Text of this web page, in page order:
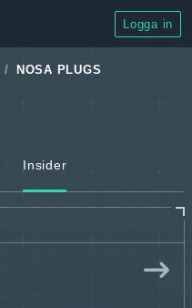
Logga in
NOSA PLUGS
Insider